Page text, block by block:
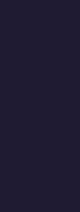
換え
で非常
号技
を提
み合
境に
向けに
す。
環